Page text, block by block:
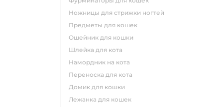
ножницы для стрижки ногтей
предметы для кошек
ошейник для кошки
шлейка для кота
намордник на кота
переноска для кота
домик для кошки
лежанка для кошек